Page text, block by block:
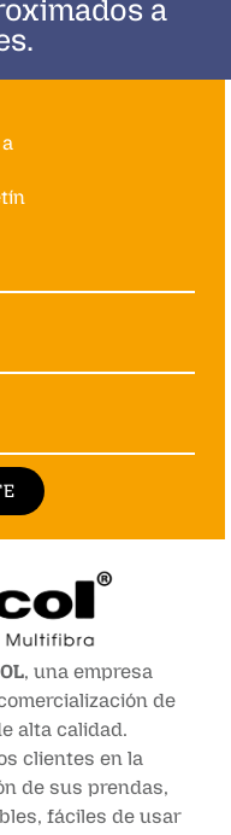
a
, una empresa
de
alta calidad.
clientes en la
de sus prendas,
fáciles de usar